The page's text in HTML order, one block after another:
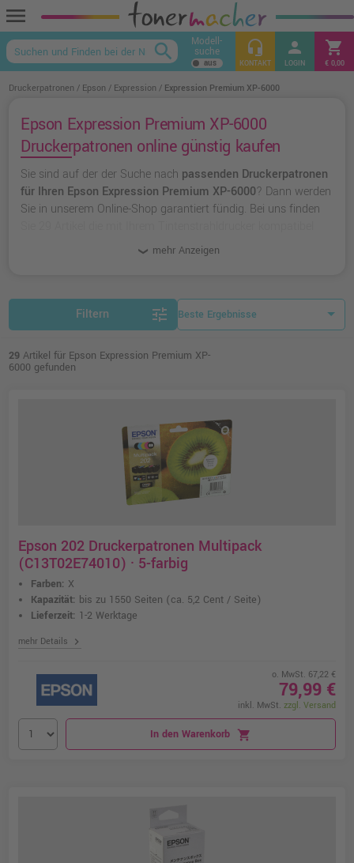
menu
keyboard_arrow_up
search Modell-
suche headset_mic
KONTAKT
person
LOGIN
shopping_cart
€ 0,00
Druckerpatronen Epson Expression Expression Premium XP-6000
Epson Expression Premium XP-6000
Druckerpatronen online günstig kaufen
Sie sind auf der der Suche nach passenden Druckerpatronen
für Ihren Epson Expression Premium XP-6000? Dann werden
Sie in unserem Online-Shop garantiert fündig. Bei uns finden
originalen Druckerpatronen von
unserer Hausmarke Ampertec
mehr Anzeigen
Filtern tune
29 Artikel für Epson Expression Premium XP-
6000 gefunden
Epson 202 Druckerpatronen Multipack
(C13T02E74010) · 5-farbig
Farben: X
Kapazität: bis zu 1550 Seiten (ca. 5,2 Cent / Seite)
Lieferzeit: 1-2 Werktage
mehr Details chevron_right
o. MwSt. 67,22 €
79,99 €
inkl. MwSt. zzgl. Versand
In den Warenkorb shopping_cart